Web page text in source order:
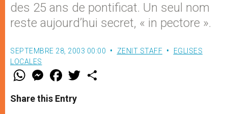
des 25 ans de pontificat. Un seul nom
reste aujourd’hui secret, « in pectore ».
SEPTEMBRE 28, 2003 00:00 ZENIT STAFF
EGLISES
LOCALES
W
t
s
M
e
s
e
F
a
e
b
w
Share this Entry